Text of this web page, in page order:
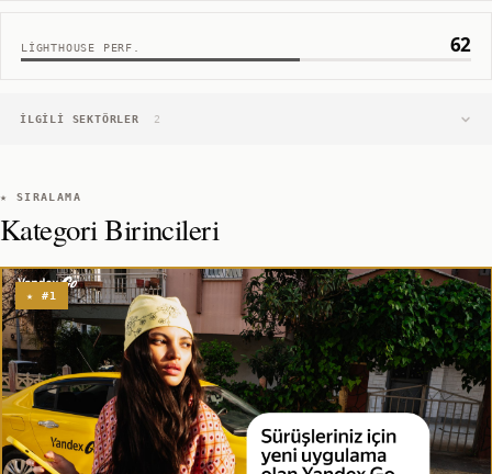
LIGHTHOUSE PERF. 62
İLGILI SEKTÖRLER 2
★ SIRALAMA
Kategori Birincileri
★ #1